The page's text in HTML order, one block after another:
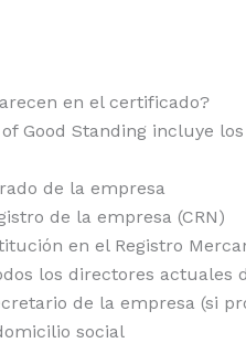
en el certificado?
Good Standing incluye
de la empresa
de la empresa (CRN)
en el Registro
los directores actuales
de la empresa (si
social